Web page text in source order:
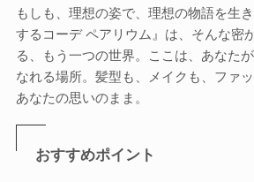
もしも、理想の姿で、理想の物語を生
するコーデ ペアリウム』は、そんな密
る、もう一つの世界。ここは、あなた
なれる場所。髪型も、メイクも、ファ
あなたの思いのまま。
おすすめポイント